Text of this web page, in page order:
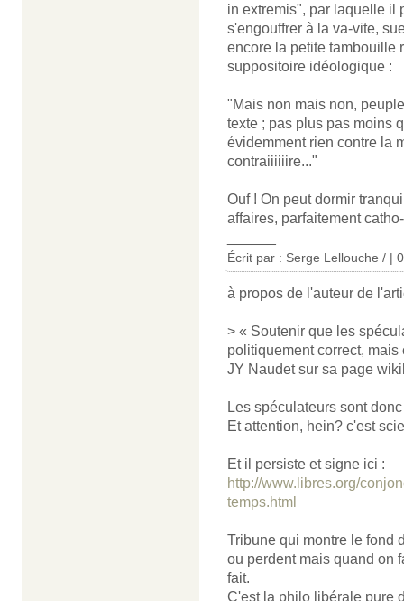
in extremis", par laquelle il
s'engouffrer à la va-vite,
encore la petite tambouille
suppositoire idéologique :
"Mais non mais non,
texte ; pas plus pas moins
évidemment rien contre la
contraiiiiiire..."
Ouf ! On peut dormir
affaires, parfaitement
Écrit par : Serge Lellouche / |
à propos de l'auteur de
> « Soutenir que les
politiquement correct, mais
JY Naudet sur sa page
Les spéculateurs sont
Et attention, hein? c'est
Et il persiste et signe ici :
http://www.libres.org/
temps.html
Tribune qui montre le fond
ou perdent mais quand on
fait.
C'est la philo libérale pure